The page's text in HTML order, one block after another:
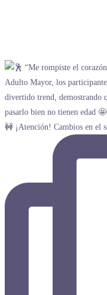
🚧 ¡Atención! Cambios en el